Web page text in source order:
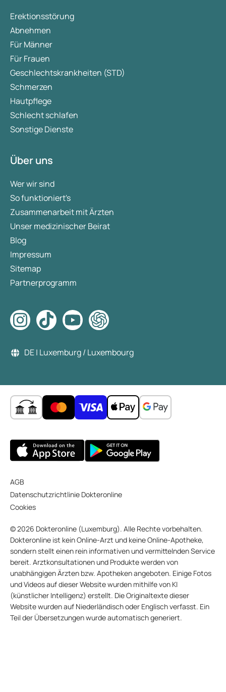
Erektionsstörung
Abnehmen
Für Männer
Für Frauen
Geschlechtskrankheiten (STD)
Schmerzen
Hautpflege
Schlecht schlafen
Sonstige Dienste
Über uns
Wer wir sind
So funktioniert's
Zusammenarbeit mit Ärzten
Unser medizinischer Beirat
Blog
Impressum
Sitemap
Partnerprogramm
DE | Luxemburg / Luxembourg
AGB
Datenschutzrichtlinie Dokteronline
Cookies
© 2026 Dokteronline (Luxemburg). Alle Rechte vorbehalten.
Dokteronline ist kein Online-Arzt und keine Online-Apotheke,
sondern stellt einen rein informativen und vermittelnden Service
bereit. Arztkonsultationen und Produkte werden von
unabhängigen Ärzten bzw. Apotheken angeboten. Einige Fotos
und Videos auf dieser Website wurden mithilfe von KI
(künstlicher Intelligenz) erstellt. Die Originaltexte dieser
Website wurden auf Niederländisch oder Englisch verfasst. Ein
Teil der Übersetzungen wurde automatisch generiert.